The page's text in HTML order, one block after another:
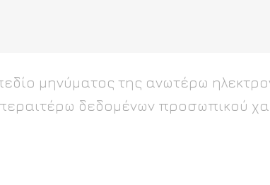
μηνύματος της ανωτέρω
δεδομένων προσωπικού